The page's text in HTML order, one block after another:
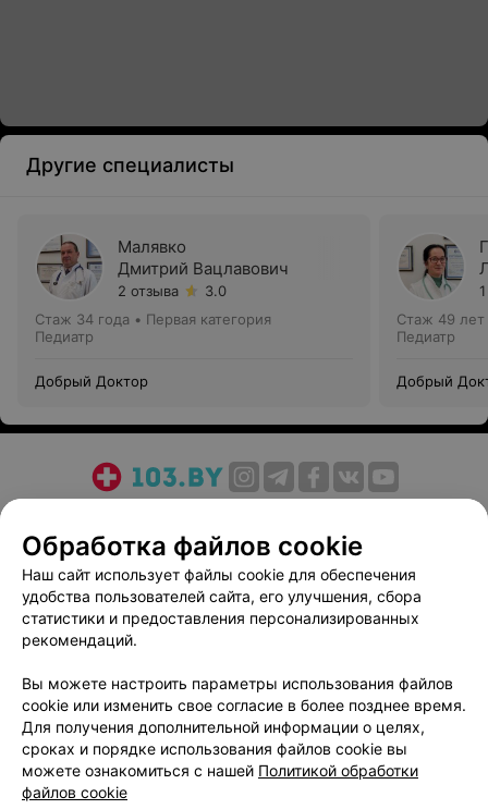
Другие специалисты
Малявко
Дмитрий Вацлавович
2 отзыва
3.0
Стаж 34 года • Первая категория
Педиатр
Добрый Доктор
Стаж 49 лет
Педиатр
Добрый
Медицинский маркетинг
Публичный договор
Пользовательское соглашение
Способы оплаты
Вакансии
Партнеры
Написать руководителю 103.by
Персональные настройки cookie
Обработка персональных данных
Обработка файлов cookie
Наш сайт использует файлы cookie для обеспечения
удобства пользователей сайта, его улучшения, сбора
статистики и предоставления персонализированных
рекомендаций.
Вы можете настроить параметры использования файлов
cookie или изменить свое согласие в более позднее время.
Для получения дополнительной информации о целях,
сроках и порядке использования файлов cookie вы
можете ознакомиться с нашей Политикой обработки
файлов cookie